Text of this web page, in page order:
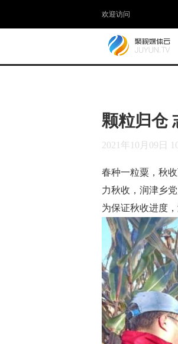
欢迎访问
颗粒归仓
2021年10月09日
春种一粒粟，秋
力秋收，润津乡
为保证秋收进度